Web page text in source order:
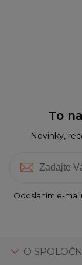
To
Novinky,
Odoslaním e-
O